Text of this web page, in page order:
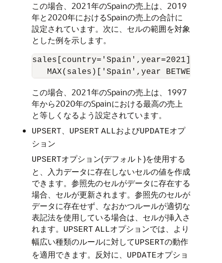
この場合、2021年のSpainの売上は、2019
年と2020年におけるSpainの売上の合計に
設定されています。次に、セルの範囲を対象
とした例を示します。
sales[country='Spain',year=2021] =
この場合、2021年のSpainの売上は、1997
年から2020年のSpainにおける最高の売上
と等しくなるよう設定されています。
UPSERT、 UPSERT ALLおよびUPDATEオプ
ション
UPSERTオプション(デフォルト)を使用する
と、入力データに存在しないセルの値を作成
できます。参照先のセルがデータに存在する
場合、セルが更新されます。参照先のセルが
データに存在せず、なおかつルールが適切な
表記法を使用している場合は、セルが挿入さ
れます。
UPSERT ALLオプションでは、より
幅広い種類のルールに対してUPSERTの動作
を適用できます。反対に、
UPDATEオプショ